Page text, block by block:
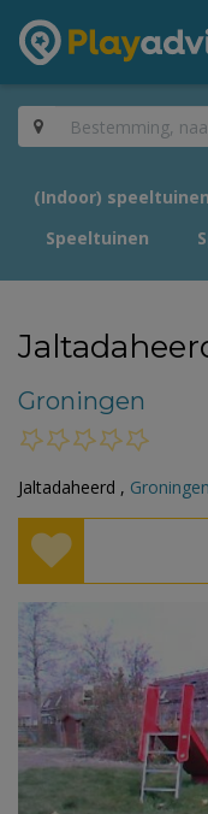
(Indoor) speeltuinen
Speeltuinen
Groningen
Jaltadaheerd , Groningen